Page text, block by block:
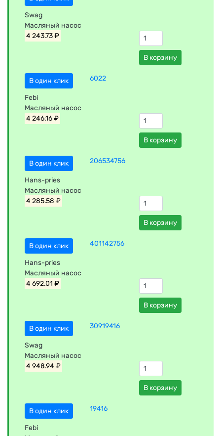
Swag
Масляный насос
4 243.73 ₽
В корзину
В один клик 6022
Febi
Масляный насос
4 246.16 ₽
В корзину
В один клик 206534756
Hans-pries
Масляный насос
4 285.58 ₽
В корзину
В один клик 401142756
Hans-pries
Масляный насос
4 692.01 ₽
В корзину
В один клик 30919416
Swag
Масляный насос
4 948.94 ₽
В корзину
В один клик 19416
Febi